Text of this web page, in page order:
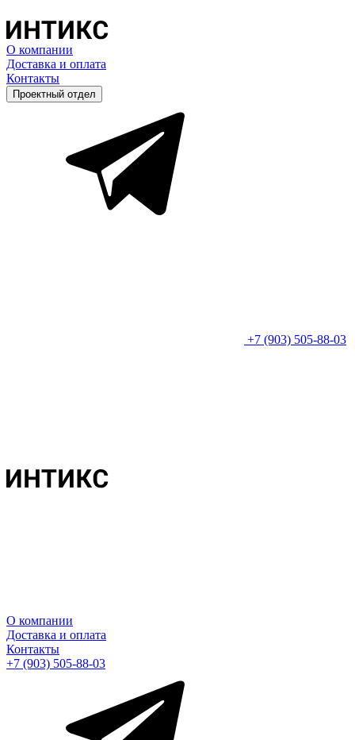
О компании
Доставка и оплата
Контакты
Проектный отдел
+7 (903) 505-88-03
О компании
Доставка и оплата
Контакты
+7 (903) 505-88-03